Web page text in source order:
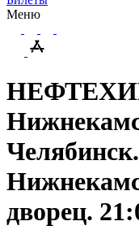
Меню
дворец.